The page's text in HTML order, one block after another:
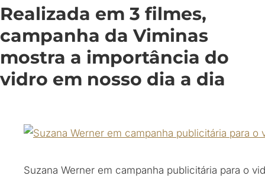
Realizada em 3 filmes,
campanha da Viminas
mostra a importância do
vidro em nosso dia a dia
Suzana Werner em campanha publicitária para o